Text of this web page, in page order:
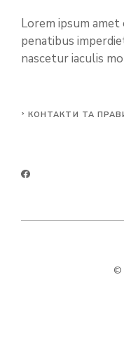
Lorem ipsum
penatibus
nascetur iaculis
КОНТАКТИ ТА
©